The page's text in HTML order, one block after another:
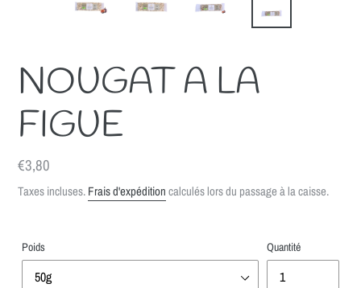
NOUGAT A LA
FIGUE
Prix
normal
€3,80
Taxes incluses.Frais d'expéditioncalculés lors du passage à la caisse.
Poids Quantité